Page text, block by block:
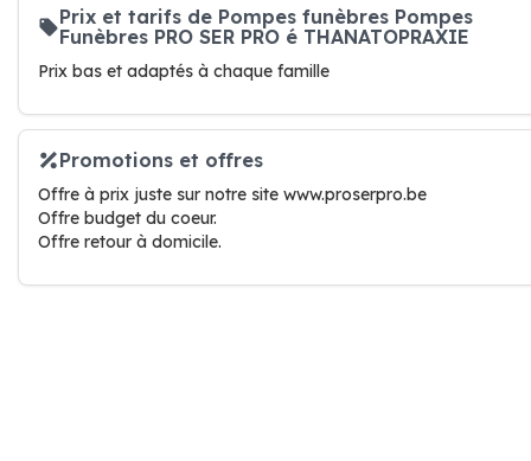
Prix et tarifs de Pompes funèbres Pompes
Funèbres PRO SER PRO é THANATOPRAXIE
Prix bas et adaptés à chaque famille
Promotions et offres
Offre à prix juste sur notre site www.proserpro.be
Offre budget du coeur.
Offre retour à domicile.